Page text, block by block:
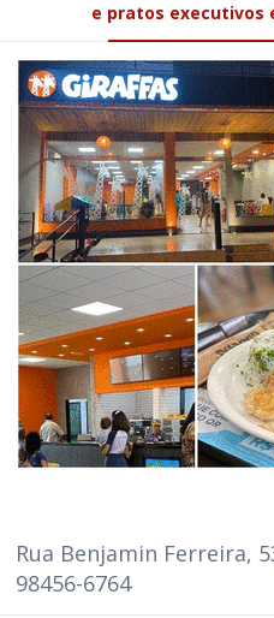
e pratos executivos
Rua Benjamin Ferreira,
98456-6764